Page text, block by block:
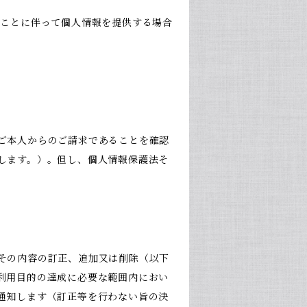
とに伴って個人情報を提供する場合
本人からのご請求であることを確認
す。）。但し、個人情報保護法そ
の内容の訂正、追加又は削除（以下
目的の達成に必要な範囲内におい
知します（訂正等を行わない旨の決